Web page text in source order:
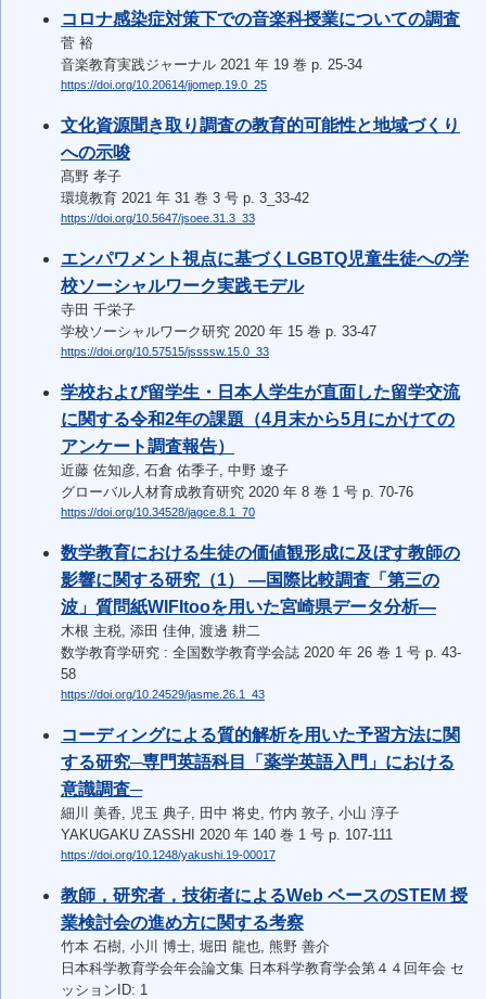
コロナ感染症対策下での音楽科授業についての調査
菅 裕
音楽教育実践ジャーナル 2021 年 19 巻 p. 25-34
https://doi.org/10.20614/jjomep.19.0_25
文化資源聞き取り調査の教育的可能性と地域づくり
への示唆
髙野 孝子
環境教育 2021 年 31 巻 3 号 p. 3_33-42
https://doi.org/10.5647/jsoee.31.3_33
エンパワメント視点に基づくLGBTQ児童生徒への学
校ソーシャルワーク実践モデル
寺田 千栄子
学校ソーシャルワーク研究 2020 年 15 巻 p. 33-47
https://doi.org/10.57515/jssssw.15.0_33
学校および留学生・日本人学生が直面した留学交流
に関する令和2年の課題（4月末から5月にかけての
アンケート調査報告）
近藤 佐知彦, 石倉 佑季子, 中野 遼子
グローバル人材育成教育研究 2020 年 8 巻 1 号 p. 70-76
https://doi.org/10.34528/jagce.8.1_70
数学教育における生徒の価値観形成に及ぼす教師の
影響に関する研究（1） ―国際比較調査「第三の
波」質問紙WIFItooを用いた宮崎県データ分析―
木根 主税, 添田 佳伸, 渡邊 耕二
数学教育学研究 : 全国数学教育学会誌 2020 年 26 巻 1 号 p. 43-
58
https://doi.org/10.24529/jasme.26.1_43
コーディングによる質的解析を用いた予習方法に関
する研究─専門英語科目「薬学英語入門」における
意識調査─
細川 美香, 児玉 典子, 田中 将史, 竹内 敦子, 小山 淳子
YAKUGAKU ZASSHI 2020 年 140 巻 1 号 p. 107-111
https://doi.org/10.1248/yakushi.19-00017
教師，研究者，技術者によるWeb ベースのSTEM 授
業検討会の進め方に関する考察
竹本 石樹, 小川 博士, 堀田 龍也, 熊野 善介
日本科学教育学会年会論文集 日本科学教育学会第４４回年会 セ
ッションID: 1